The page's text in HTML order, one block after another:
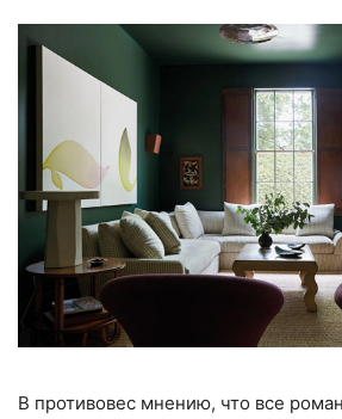
В противовес мнению, что все